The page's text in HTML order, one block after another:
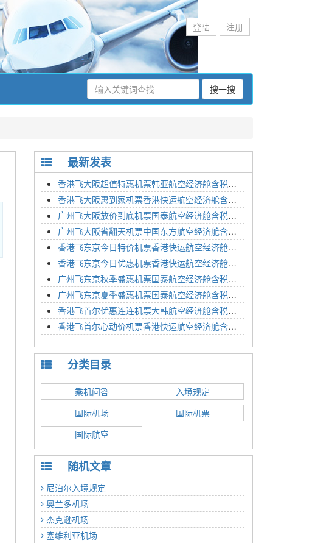
登陆 注册
搜一搜
最新发表
香港飞大阪超值特惠机票韩亚航空经济舱含税价格2295元2023年01月26日
香港飞大阪惠到家机票香港快运航空经济舱含税价格1648元2023年01月26日
广州飞大阪放价到底机票国泰航空经济舱含税价格3054元2023年01月26日
广州飞大阪省翻天机票中国东方航空经济舱含税价格2133元2023年01月26日
香港飞东京今日特价机票香港快运航空经济舱含税价格1762元2023年01月26日
香港飞东京今日优惠机票香港快运航空经济舱含税价格1545元2023年01月26日
广州飞东京秋季盛惠机票国泰航空经济舱含税价格4054元2023年01月26日
广州飞东京夏季盛惠机票国泰航空经济舱含税价格2614元2023年01月26日
香港飞首尔优惠连连机票大韩航空经济舱含税价格1350元2023年01月24日
香港飞首尔心动价机票香港快运航空经济舱含税价格1186元2023年01月24日
分类目录
乘机问答
入境规定
国际机场
国际机票
国际航空
随机文章
尼泊尔入境规定
奥兰多机场
杰克逊机场
塞维利亚机场